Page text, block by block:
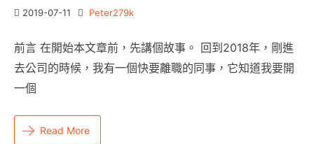
2019-07-11 Peter279k
前言 在開始本文章前，先講個故事。 回到2018年，剛進
去公司的時候，我有一個快要離職的同事，它知道我要開
一個
Read More